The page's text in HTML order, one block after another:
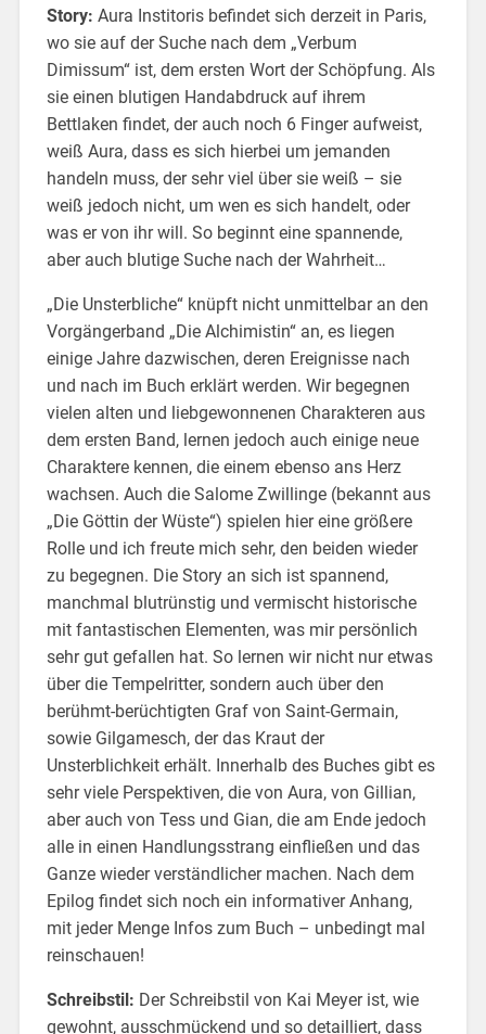
Story: Aura Institoris befindet sich derzeit in Paris,
wo sie auf der Suche nach dem „Verbum
Dimissum“ ist, dem ersten Wort der Schöpfung. Als
sie einen blutigen Handabdruck auf ihrem
Bettlaken findet, der auch noch 6 Finger aufweist,
weiß Aura, dass es sich hierbei um jemanden
handeln muss, der sehr viel über sie weiß – sie
weiß jedoch nicht, um wen es sich handelt, oder
was er von ihr will. So beginnt eine spannende,
aber auch blutige Suche nach der Wahrheit…
„Die Unsterbliche“ knüpft nicht unmittelbar an den
Vorgängerband „Die Alchimistin“ an, es liegen
einige Jahre dazwischen, deren Ereignisse nach
und nach im Buch erklärt werden. Wir begegnen
vielen alten und liebgewonnenen Charakteren aus
dem ersten Band, lernen jedoch auch einige neue
Charaktere kennen, die einem ebenso ans Herz
wachsen. Auch die Salome Zwillinge (bekannt aus
„Die Göttin der Wüste“) spielen hier eine größere
Rolle und ich freute mich sehr, den beiden wieder
zu begegnen. Die Story an sich ist spannend,
manchmal blutrünstig und vermischt historische
mit fantastischen Elementen, was mir persönlich
sehr gut gefallen hat. So lernen wir nicht nur etwas
über die Tempelritter, sondern auch über den
berühmt-berüchtigten Graf von Saint-Germain,
sowie Gilgamesch, der das Kraut der
Unsterblichkeit erhält. Innerhalb des Buches gibt es
sehr viele Perspektiven, die von Aura, von Gillian,
aber auch von Tess und Gian, die am Ende jedoch
alle in einen Handlungsstrang einfließen und das
Ganze wieder verständlicher machen. Nach dem
Epilog findet sich noch ein informativer Anhang,
mit jeder Menge Infos zum Buch – unbedingt mal
reinschauen!
Schreibstil: Der Schreibstil von Kai Meyer ist, wie
gewohnt, ausschmückend und so detailliert, dass